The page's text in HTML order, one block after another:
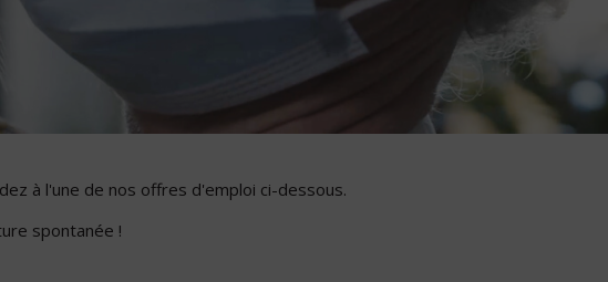
à l'une de nos offres d'emploi ci-dessous.
spontanée !